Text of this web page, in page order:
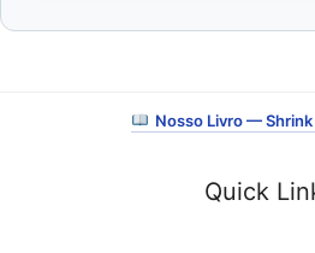
Nosso Livro —
Quick